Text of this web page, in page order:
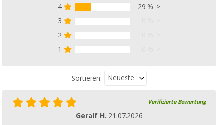
(8)
4
29 %
3
2
1
Sortieren: Neueste
Verifizierte Bewertung
Geralf H. 21.07.2026